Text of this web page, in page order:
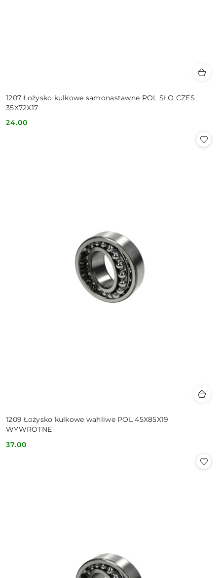
1207 Łożysko kulkowe samonastawne POL SŁO CZES
35X72X17
Cena:
24.00
1209 Łożysko kulkowe wahliwe POL 45X85X19
WYWROTNE
Cena:
37.00